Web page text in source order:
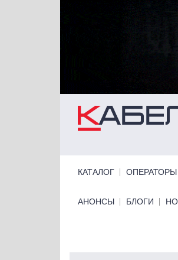
Перейти к основному содержанию
КАТАЛОГ ОПЕРАТОРЫ
Primary links bottom
АНОНСЫ БЛОГИ